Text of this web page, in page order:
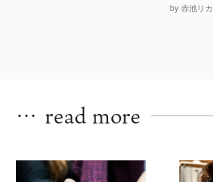
by 赤池リカ
… read more